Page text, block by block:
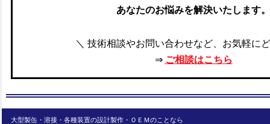
あなたのお悩みを解決いたします。
＼ 技術相談やお問い合わせなど、お気軽に
⇒ ご相談はこちら
⼤型製⽸・溶接・各種装置の設計製作・ＯＥＭのことなら